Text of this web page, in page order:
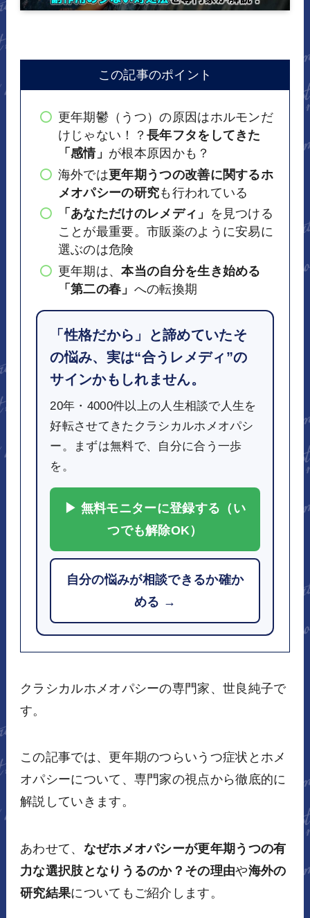
この記事のポイント
更年期鬱（うつ）の原因はホルモンだ
けじゃない！？ 長年フタをしてきた
「感情」 が根本原因かも？
海外では更年期うつの改善に関するホ
メオパシーの研究も行われている
「あなただけのレメディ」
を見つける
ことが最重要。市販薬のように安易に
選ぶのは危険
更年期は、本当の自分を生き始める
「第二の春」 への転換期
「性格だから」と諦めていたそ
の悩み、実は“合うレメディ”の
サインかもしれません。
20年・4000件以上の人生相談で人生を
好転させてきたクラシカルホメオパシ
ー。まずは無料で、自分に合う一歩
を。
▶ 無料モニターに登録する（い
つでも解除OK）
自分の悩みが相談できるか確か
める →
クラシカルホメオパシーの専門家、世良純子で
す。
この記事では、更年期のつらいうつ症状とホメ
オパシーについて、専門家の視点から徹底的に
解説していきます。
あわせて、 なぜホメオパシーが更年期うつの有
力な選択肢となりうるのか？その理由や海外の
研究結果についてもご紹介します。